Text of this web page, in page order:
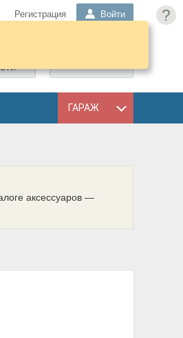
?
Регистрация Войти
ГАРАЖ
аксессуаров —